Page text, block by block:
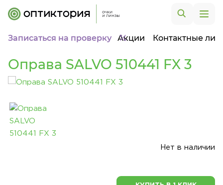
Записаться на проверку Акции Контактные
Оправа SALVO 510441 FX 3
Нет в наличии